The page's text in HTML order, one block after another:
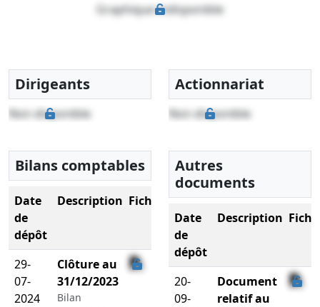
Graphique indisponible
Dirigeants
Non disponible
Actionnariat
Non disponible
Bilans comptables
Date
de
dépôt
Description Fichier
29-
07-
2024
Clôture au
31/12/2023
Bilan
Autres
documents
Date
de
dépôt
Description
20-
09-
Document
relatif au